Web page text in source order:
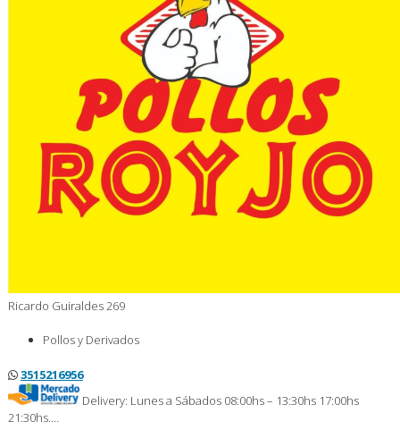
Ricardo Guiraldes 269
Pollos y Derivados
3515216956
Delivery: Lunes a Sábados 08:00hs – 13:30hs 17:00hs
21:30hs.…